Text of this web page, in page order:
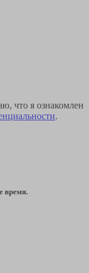
что я ознакомлен
.
время.